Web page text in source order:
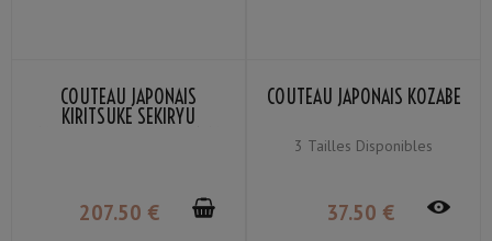
COUTEAU JAPONAIS
KIRITSUKE SEKIRYU
207.50 €
COUTEAU JAPONAIS KOZABE
3 Tailles Disponibles
37.50 €